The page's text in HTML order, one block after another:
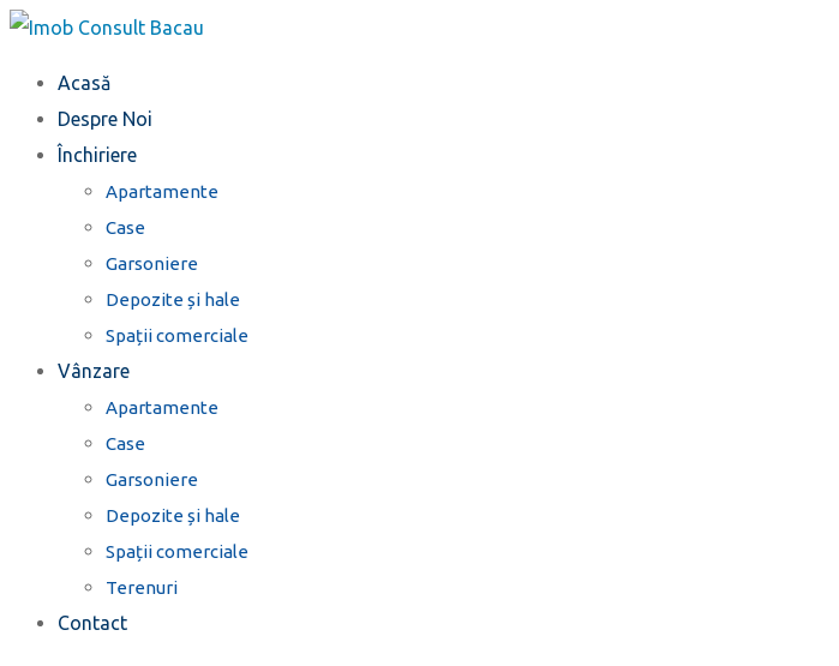
Treci
conținut
Acasă
Despre Noi
Închiriere
Apartamente
Case
Garsoniere
Depozite și hale
Spații comerciale
Vânzare
Apartamente
Case
Garsoniere
Depozite și hale
Spații comerciale
Terenuri
Contact